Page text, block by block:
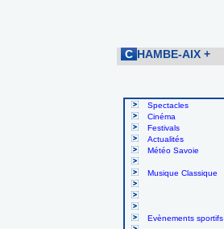
C HAMBE-AIX +
Spectacles
Cinéma
Festivals
Actualités
Météo Savoie
Musique Classique
Evènements sportifs